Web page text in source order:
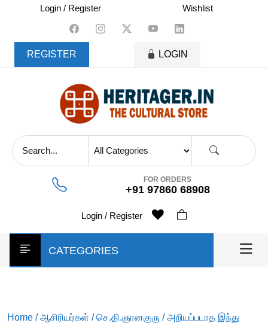
content
Login / Register Wishlist
REGISTER LOGIN
FOR ORDERS
+91 97860 68908
Login / Register
CATEGORIES
Home /ஆசிரியர்கள் /செ.தி.ஞானகுரு / அறியப்படாத இந்து